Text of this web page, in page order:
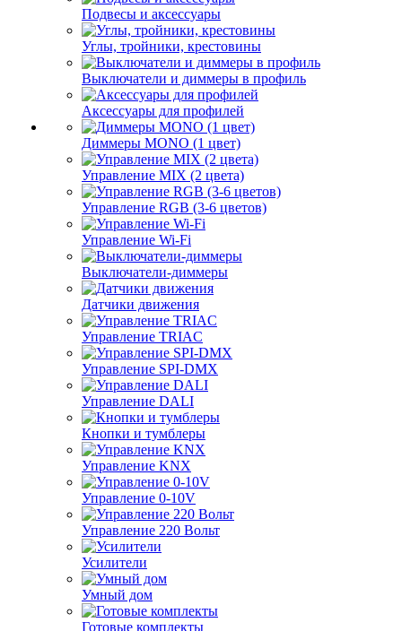
Подвесы и аксессуары
Углы, тройники, крестовины
Выключатели и диммеры в профиль
Аксессуары для профилей
Диммеры MONO (1 цвет)
Управление MIX (2 цвета)
Управление RGB (3-6 цветов)
Управление Wi-Fi
Выключатели-диммеры
Датчики движения
Управление TRIAC
Управление SPI-DMX
Управление DALI
Кнопки и тумблеры
Управление KNX
Управление 0-10V
Управление 220 Вольт
Усилители
Умный дом
Готовые комплекты